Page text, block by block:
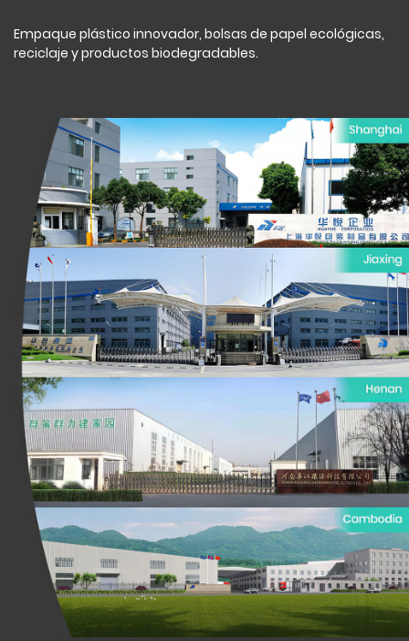
Empaque plástico innovador, bolsas de papel ecológicas,
reciclaje y productos biodegradables.